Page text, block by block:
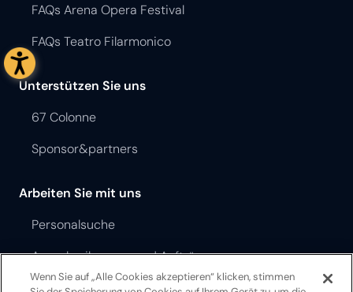
FAQs Arena Opera Festival
FAQs Teatro Filarmonico
Unterstützen Sie uns
67 Colonne
Sponsor&partners
Arbeiten Sie mit uns
Personalsuche
Ausschreibungen und Aufträge
Wenn Sie auf „Alle Cookies akzeptieren“ klicken, stimmen